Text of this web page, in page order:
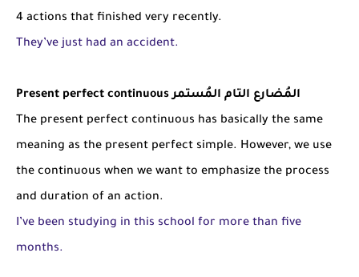
4 actions that finished very recently.
They’ve just had an accident.
Present perfect continuous المُضارع التام المُستمر
The present perfect continuous has basically the same
meaning as the present perfect simple. However, we use
the continuous when we want to emphasize the process
and duration of an action.
I’ve been studying in this school for more than five
months.